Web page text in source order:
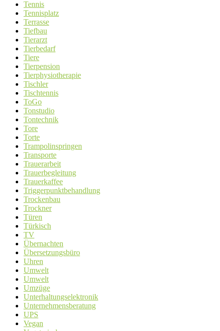
Tennis
Tennisplatz
Terrasse
Tiefbau
Tierarzt
Tierbedarf
Tiere
Tierpension
Tierphysiotherapie
Tischler
Tischtennis
ToGo
Tonstudio
Tontechnik
Tore
Torte
Trampolinspringen
Transporte
Trauerarbeit
Trauerbegleitung
Trauerkaffee
Triggerpunktbehandlung
Trockenbau
Trockner
Türen
Türkisch
TV
Übernachten
Übersetzungsbüro
Uhren
Umwelt
Umwelt
Umzüge
Unterhaltungselektronik
Unternehmensberatung
UPS
Vegan